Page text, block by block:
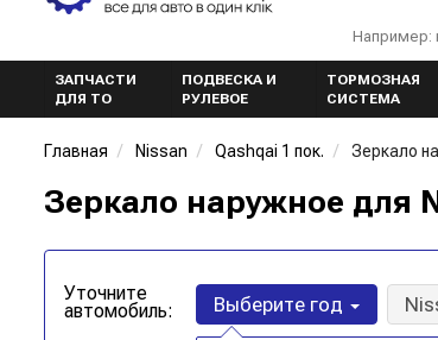
Например:
ЗАПЧАСТИ
ДЛЯ ТО
ПОДВЕСКА И
РУЛЕВОЕ
ТОРМОЗНАЯ
СИСТЕМА
Главная Nissan Qashqai 1 пок. Зеркало
Зеркало наружное для
Уточните
автомобиль: Выберите год